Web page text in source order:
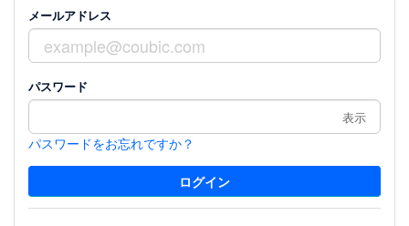
メールアドレス
パスワード
表示
パスワードをお忘れですか？